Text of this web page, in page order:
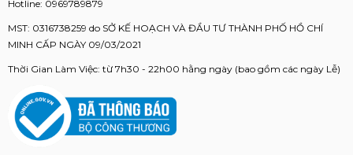
Hotline: 0969789879
MST: 0316738259 do SỞ KẾ HOẠCH VÀ ĐẦU TƯ THÀNH PHỐ HỒ CHÍ
MINH CẤP NGÀY 09/03/2021
Thời Gian Làm Việc: từ 7h30 - 22h00 hằng ngày (bao gồm các ngày Lễ)